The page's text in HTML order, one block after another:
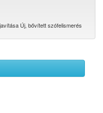
Új, bővített szófelismerés